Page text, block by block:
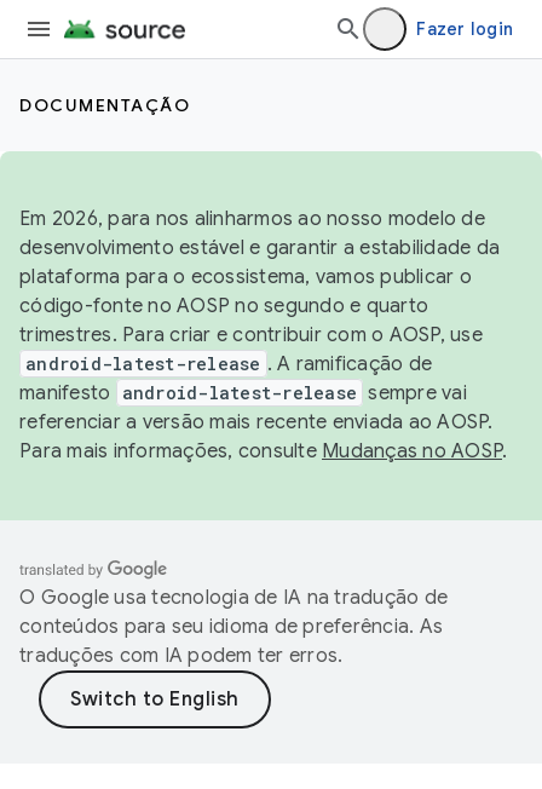
Fazer login
DOCUMENTAÇÃO
Em 2026, para nos alinharmos ao nosso modelo de
desenvolvimento estável e garantir a estabilidade da
plataforma para o ecossistema, vamos publicar o
código-fonte no AOSP no segundo e quarto
trimestres. Para criar e contribuir com o AOSP, use
android-latest-release . A ramificação de
manifesto
android-latest-release sempre vai
referenciar a versão mais recente enviada ao AOSP.
Para mais informações, consulte Mudanças no AOSP.
O Google usa tecnologia de IA na tradução de
conteúdos para seu idioma de preferência. As
traduções com IA podem ter erros.